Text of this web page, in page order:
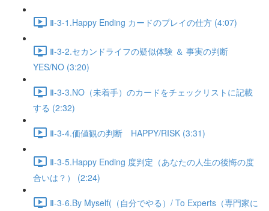
Ⅱ-3-1.Happy Ending カードのプレイの仕方 (4:07)
Ⅱ-3-2.セカンドライフの疑似体験 ＆ 事実の判断
YES/NO (3:20)
Ⅱ-3-3.NO（未着手）のカードをチェックリストに記載
する (2:32)
Ⅱ-3-4.価値観の判断 HAPPY/RISK (3:31)
Ⅱ-3-5.Happy Ending 度判定（あなたの人生の後悔の度
合いは？） (2:24)
Ⅱ-3-6.By Myself(（自分でやる）/ To Experts（専門家に